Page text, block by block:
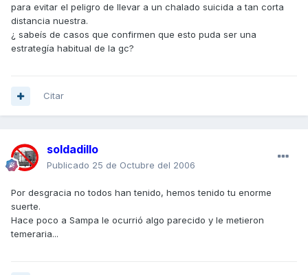
para evitar el peligro de llevar a un chalado suicida a tan corta
distancia nuestra.
¿ sabeís de casos que confirmen que esto puda ser una
estrategía habitual de la gc?
Citar
soldadillo
Publicado 25 de Octubre del 2006
Por desgracia no todos han tenido, hemos tenido tu enorme
suerte.
Hace poco a Sampa le ocurrió algo parecido y le metieron
temeraria...